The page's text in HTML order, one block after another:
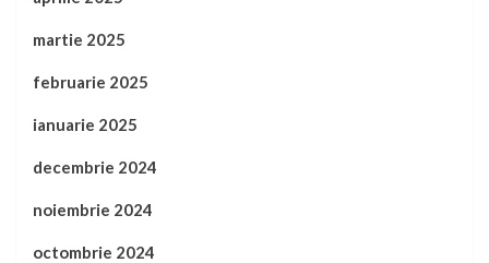
martie 2025
februarie 2025
ianuarie 2025
decembrie 2024
noiembrie 2024
octombrie 2024